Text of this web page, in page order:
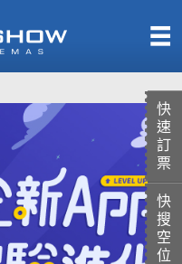
快
速
訂
票
快
搜
空
位
即將上映
影城餐飲
UNICORN